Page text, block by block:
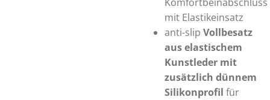
mit Elastikeinsatz
anti-slip Vollbesatz
aus elastischem
Kunstleder mit
zusätzlich dünnem
Silikonprofil für